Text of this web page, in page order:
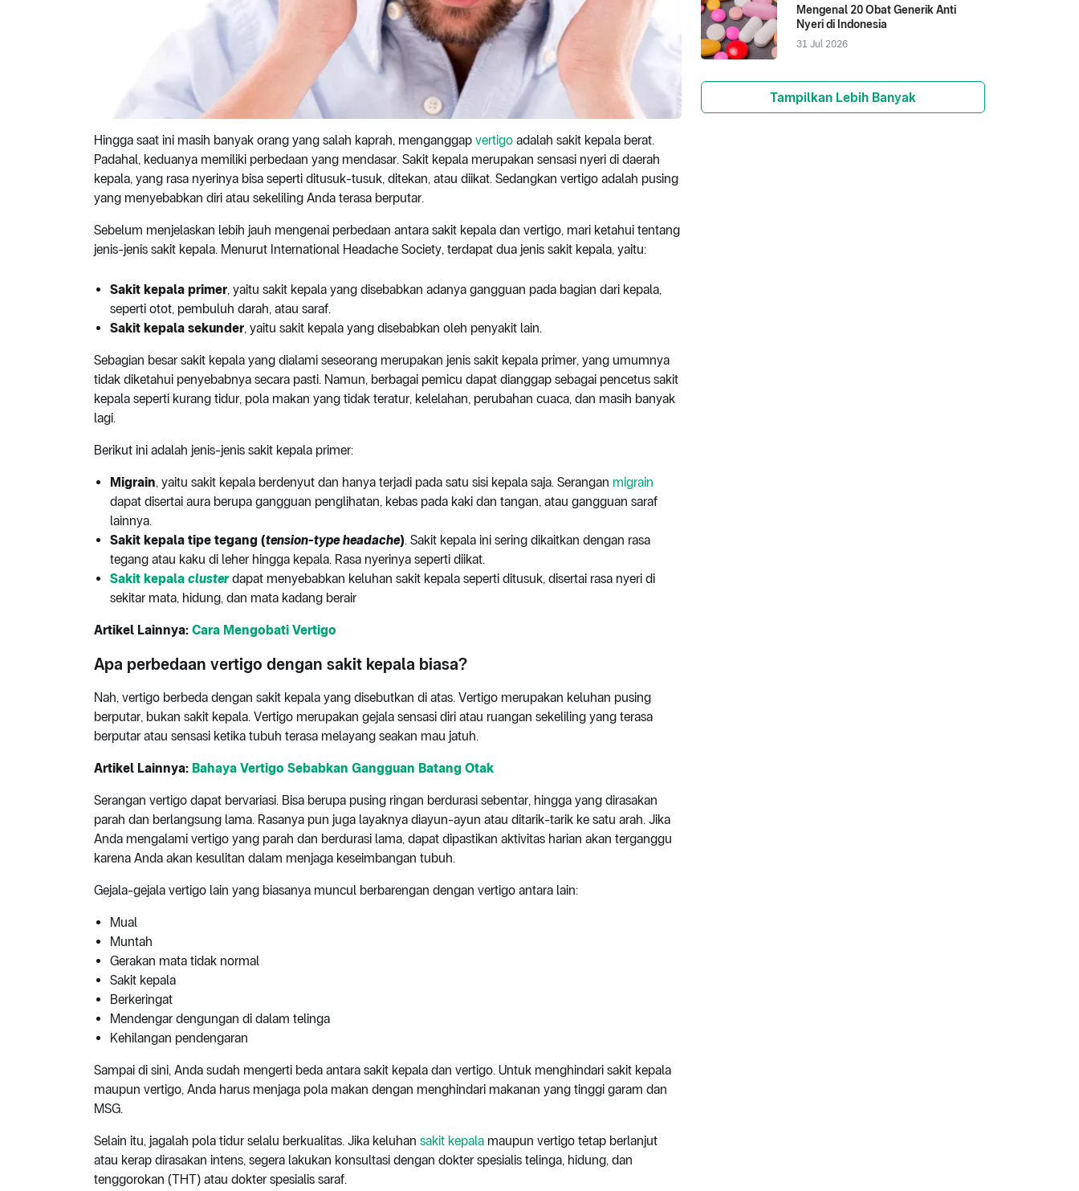
Hingga saat ini masih banyak orang yang salah kaprah, menganggap vertigo adalah sakit kepala berat.
Padahal, keduanya memiliki perbedaan yang mendasar. Sakit kepala merupakan sensasi nyeri di daerah
kepala, yang rasa nyerinya bisa seperti ditusuk-tusuk, ditekan, atau diikat. Sedangkan vertigo adalah pusing
yang menyebabkan diri atau sekeliling Anda terasa berputar.
Sebelum menjelaskan lebih jauh mengenai perbedaan antara sakit kepala dan vertigo, mari ketahui tentang
jenis-jenis sakit kepala. Menurut International Headache Society, terdapat dua jenis sakit kepala, yaitu:
Sakit kepala primer, yaitu sakit kepala yang disebabkan adanya gangguan pada bagian dari kepala,
seperti otot, pembuluh darah, atau saraf.
Sakit kepala sekunder, yaitu sakit kepala yang disebabkan oleh penyakit lain.
Sebagian besar sakit kepala yang dialami seseorang merupakan jenis sakit kepala primer, yang umumnya
tidak diketahui penyebabnya secara pasti. Namun, berbagai pemicu dapat dianggap sebagai pencetus sakit
kepala seperti kurang tidur, pola makan yang tidak teratur, kelelahan, perubahan cuaca, dan masih banyak
lagi.
Berikut ini adalah jenis-jenis sakit kepala primer:
Migrain, yaitu sakit kepala berdenyut dan hanya terjadi pada satu sisi kepala saja. Serangan migrain
dapat disertai aura berupa gangguan penglihatan, kebas pada kaki dan tangan, atau gangguan saraf
lainnya.
Sakit kepala tipe tegang (tension-type headache). Sakit kepala ini sering dikaitkan dengan rasa
tegang atau kaku di leher hingga kepala. Rasa nyerinya seperti diikat.
Sakit kepala clusterdapat menyebabkan keluhan sakit kepala seperti ditusuk, disertai rasa nyeri di
sekitar mata, hidung, dan mata kadang berair
Artikel Lainnya: Cara Mengobati Vertigo
Apa perbedaan vertigo dengan sakit kepala biasa?
Nah, vertigo berbeda dengan sakit kepala yang disebutkan di atas. Vertigo merupakan keluhan pusing
berputar, bukan sakit kepala. Vertigo merupakan gejala sensasi diri atau ruangan sekeliling yang terasa
berputar atau sensasi ketika tubuh terasa melayang seakan mau jatuh.
Artikel Lainnya: Bahaya Vertigo Sebabkan Gangguan Batang Otak
Serangan vertigo dapat bervariasi. Bisa berupa pusing ringan berdurasi sebentar, hingga yang dirasakan
parah dan berlangsung lama. Rasanya pun juga layaknya diayun-ayun atau ditarik-tarik ke satu arah. Jika
Anda mengalami vertigo yang parah dan berdurasi lama, dapat dipastikan aktivitas harian akan terganggu
karena Anda akan kesulitan dalam menjaga keseimbangan tubuh.
Gejala-gejala vertigo lain yang biasanya muncul berbarengan dengan vertigo antara lain:
Mual
Muntah
Gerakan mata tidak normal
Sakit kepala
Berkeringat
Mendengar dengungan di dalam telinga
Kehilangan pendengaran
Sampai di sini, Anda sudah mengerti beda antara sakit kepala dan vertigo. Untuk menghindari sakit kepala
maupun vertigo, Anda harus menjaga pola makan dengan menghindari makanan yang tinggi garam dan
MSG.
Selain itu, jagalah pola tidur selalu berkualitas. Jika keluhan sakit kepala maupun vertigo tetap berlanjut
atau kerap dirasakan intens, segera lakukan konsultasi dengan dokter spesialis telinga, hidung, dan
tenggorokan (THT) atau dokter spesialis saraf.
Mengenal 20 Obat Generik Anti
Nyeri di Indonesia
31 Jul 2026
Tampilkan Lebih Banyak